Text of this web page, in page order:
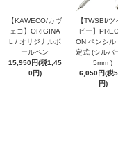
【KAWECO/カヴ
ェコ】ORIGINA
L / オリジナルボ
ールペン
15,950円(税1,45
0円)
【TWSBI/ツ
ビー】
ON ペンシル
定式 (シルバ
5mm )
6,050円(税
円)